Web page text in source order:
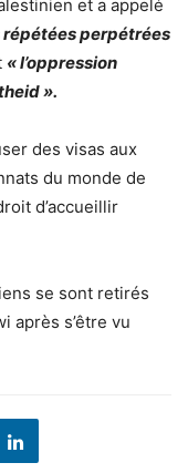
et a appelé
répétées perpétrées
« l’oppression
».
des visas aux
du monde de
d’accueillir
se sont retirés
après s’être vu